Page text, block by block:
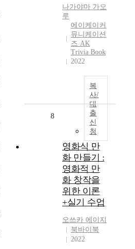
나가야마 가오
루
에이케이커
뮤니케이션
즈 AK
Trivia Book
2022
복
사/
대
출
신
청
8
영화식 만
화 만들기 :
영화적 만
화 창작을
위한 이론
+실기 수업
오쓰카 에이지
북바이북
2022